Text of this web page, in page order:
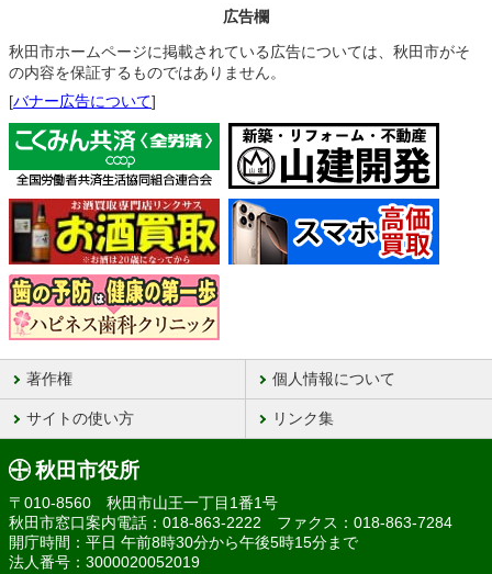
広告欄
秋田市ホームページに掲載されている広告については、秋田市がそ
の内容を保証するものではありません。
[バナー広告について]
著作権 個人情報について
サイトの使い方 リンク集
秋田市役所
〒010-8560 秋田市山王一丁目1番1号
秋田市窓口案内電話：018-863-2222 ファクス：018-863-7284
開庁時間：平日 午前8時30分から午後5時15分まで
法人番号：3000020052019